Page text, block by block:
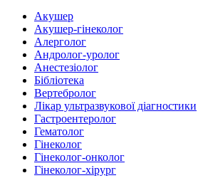
Акушер
Акушер-гінеколог
Алерголог
Андролог-уролог
Анестезіолог
Бібліотека
Вертебролог
Лікар ультразвукової діагностики
Гастроентеролог
Гематолог
Гінеколог
Гінеколог-онколог
Гінеколог-хірург